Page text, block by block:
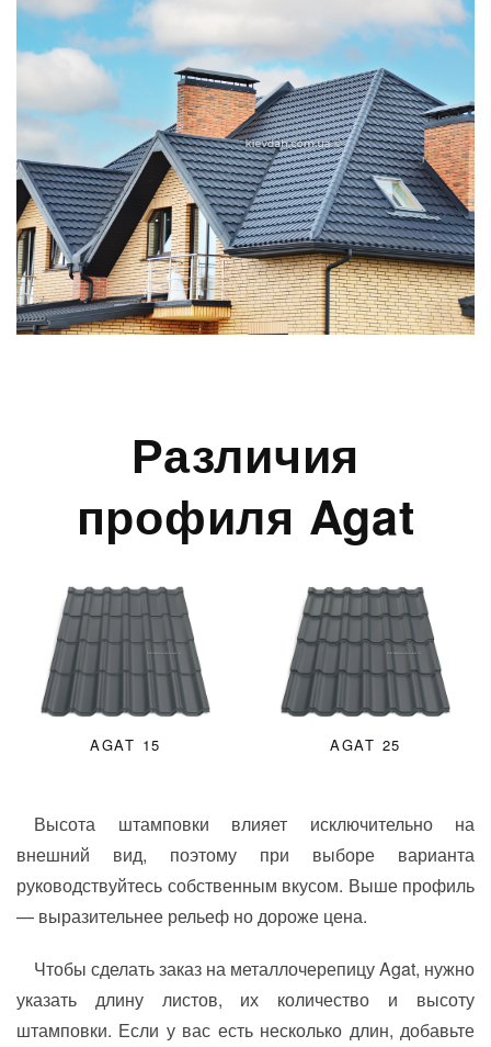
Различия
профиля Agat
AGAT 15 AGAT 25
Высота штамповки влияет исключительно на
внешний вид, поэтому при выборе варианта
руководствуйтесь собственным вкусом. Выше профиль
— выразительнее рельеф но дороже цена.
Чтобы сделать заказ на металлочерепицу Agat, нужно
указать длину листов, их количество и высоту
штамповки. Если у вас есть несколько длин, добавьте